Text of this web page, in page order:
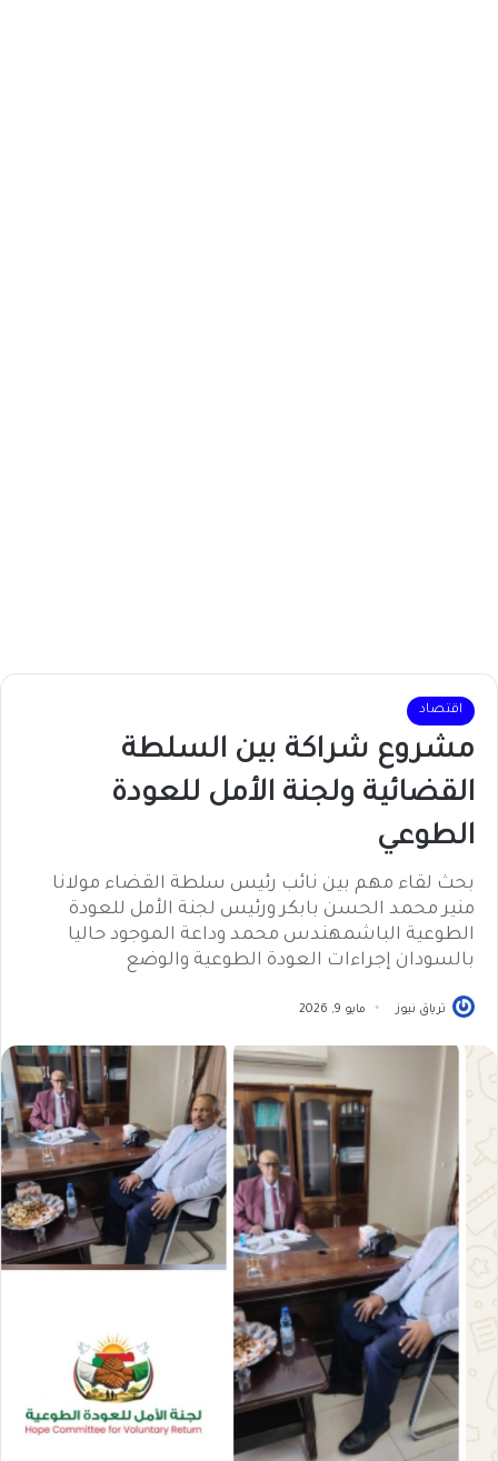
اقتصاد
مشروع شراكة بين السلطة
القضائية ولجنة الأمل للعودة
الطوعي
بحث لقاء مهم بين نائب رئيس سلطة القضاء مولانا
منير محمد الحسن بابكر ورئيس لجنة الأمل للعودة
الطوعية الباشمهندس محمد وداعة الموجود حاليا
بالسودان إجراءات العودة الطوعية والوضع
ترياق نيوز مايو 9, 2026